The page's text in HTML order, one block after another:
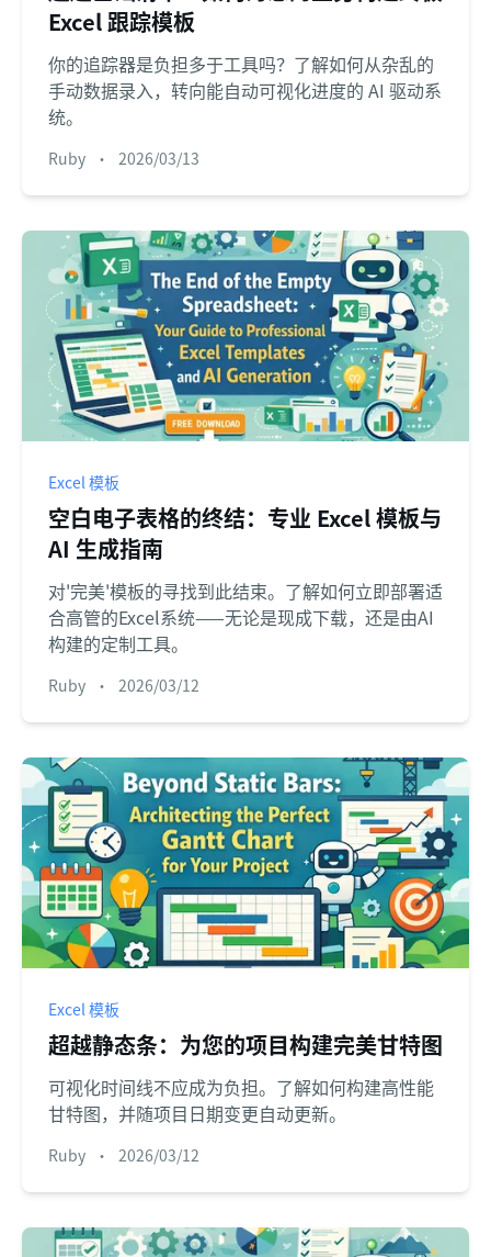
Excel 跟踪模板
你的追踪器是负担多于工具吗？了解如何从杂乱的
手动数据录入，转向能自动可视化进度的 AI 驱动系
统。
Ruby • 2026/03/13
Excel 模板
空白电子表格的终结：专业 Excel 模板与
AI 生成指南
对'完美'模板的寻找到此结束。了解如何立即部署适
合高管的Excel系统——无论是现成下载，还是由AI
构建的定制工具。
Ruby • 2026/03/12
Excel 模板
超越静态条：为您的项目构建完美甘特图
可视化时间线不应成为负担。了解如何构建高性能
甘特图，并随项目日期变更自动更新。
Ruby • 2026/03/12